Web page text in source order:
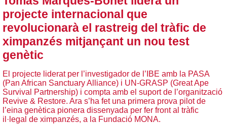
projecte internacional que
revolucionarà el rastreig del tràfic de
ximpanzés mitjançant un nou test
genètic
El projecte liderat per l’investigador de l’IBE amb la PASA
(Pan African Sanctuary Alliance) i UN-GRASP (Great Ape
Survival Partnership) i compta amb el suport de l’organització
Revive & Restore. Ara s’ha fet una primera prova pilot de
l’eina genètica pionera dissenyada per fer front al tràfic
il·legal de ximpanzés, a la Fundació MONA.